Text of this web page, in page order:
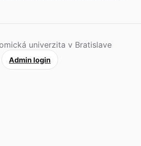
univerzita v Bratislave
Admin login